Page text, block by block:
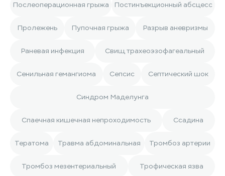
Послеоперационная грыжа Постинъекционный абсцесс
Пролежень Пупочная грыжа Разрыв аневризмы
Раневая инфекция Свищ трахеоэзофагеальный
Сенильная гемангиома Сепсис Септический шок
Синдром Маделунга
Спаечная кишечная непроходимость Ссадина
Тератома Травма абдоминальная Тромбоз артерии
Тромбоз мезентериальный Трофическая язва